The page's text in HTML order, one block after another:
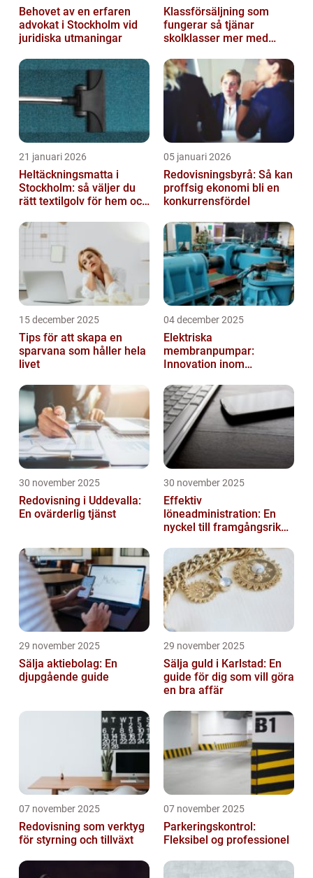
Behovet av en erfaren
advokat i Stockholm vid
juridiska utmaningar
Klassförsäljning som
fungerar så tjänar
skolklasser mer med
21 januari 2026
Heltäckningsmatta i
Stockholm: så väljer du
rätt textilgolv för hem och
05 januari 2026
Redovisningsbyrå: Så kan
proffsig ekonomi bli en
konkurrensfördel
15 december 2025
Tips för att skapa en
sparvana som håller hela
livet
04 december 2025
Elektriska
membranpumpar:
Innovation inom
30 november 2025
Redovisning i Uddevalla:
En ovärderlig tjänst
30 november 2025
Effektiv
löneadministration: En
nyckel till framgångsrika
29 november 2025
Sälja aktiebolag: En
djupgående guide
29 november 2025
Sälja guld i Karlstad: En
guide för dig som vill göra
en bra affär
07 november 2025
Redovisning som verktyg
för styrning och tillväxt
07 november 2025
Parkeringskontrol:
Fleksibel og professionel